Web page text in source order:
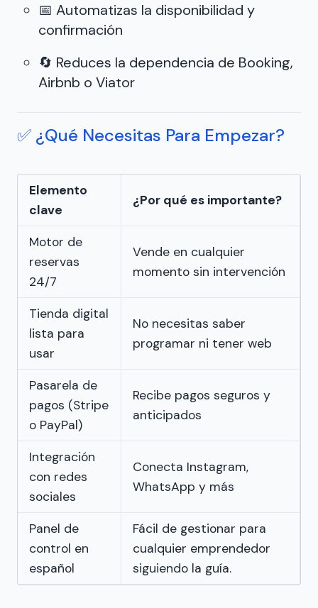
📅 Automatizas la disponibilidad y
confirmación
🔄 Reduces la dependencia de Booking,
Airbnb o Viator
✅ ¿Qué Necesitas Para Empezar?
Elemento
clave
¿Por qué es importante?
Motor de
reservas
24/7
Vende en cualquier
momento sin intervención
Tienda digital
lista para
usar
No necesitas saber
programar ni tener web
Pasarela de
pagos (Stripe
o PayPal)
Recibe pagos seguros y
anticipados
Integración
con redes
sociales
Conecta Instagram,
WhatsApp y más
Panel de
control en
español
Fácil de gestionar para
cualquier emprendedor
siguiendo la guía.